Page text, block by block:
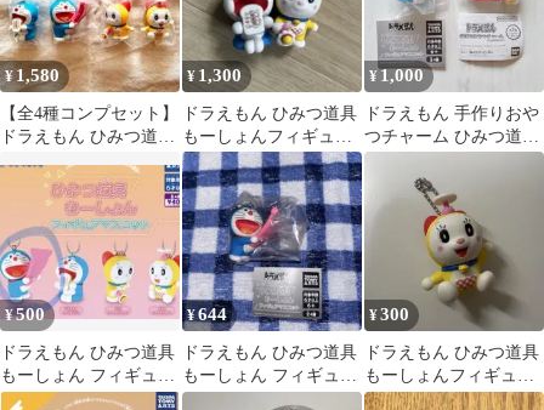
¥ 1,580
【全4種コンプセット】
ドラえもん ひみつ道具
マスコット
¥ 1,300
ドラえもん ひみつ道具
もーしょんフィギュア
マスコット
¥1,000
ドラえもん 手作りおや
つチャーム ひみつ道具
マスコット
¥500
ドラえもん ひみつ道具
もーしょん フィギュア
マスコット ガシャポン
¥644
ドラえもん ひみつ道具
もーしょん フィギュア
マスコット
¥300
ドラえもん ひみつ道具
もーしょんフィギュア
マスコット ドラミ